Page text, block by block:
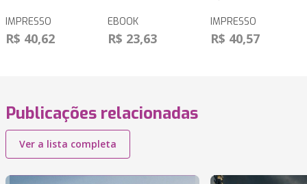
IMPRESSO
R$ 40,62
EBOOK
R$ 23,63
IMPRESSO
R$ 40,57
Publicações relacionadas
Ver a lista completa